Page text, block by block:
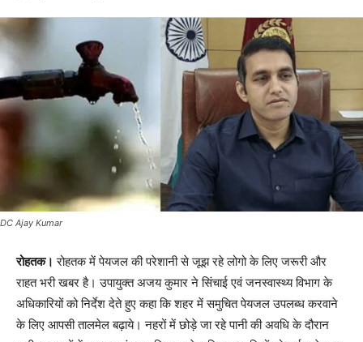
DC Ajay Kumar
रोहतक। रोहतक में पेयजल की परेशानी से जूझ रहे लोगो के लिए जरूरी और
राहत भरी खबर है। उपायुक्त अजय कुमार ने सिंचाई एवं जनस्वास्थ्य विभाग के
अधिकारियों को निर्देश देते हुए कहा कि शहर में समुचित पेयजल उपलब्ध करवाने
के लिए आपसी तालमेल बढ़ाये। नहरों में छोड़े जा रहे पानी की अवधि के दौरान